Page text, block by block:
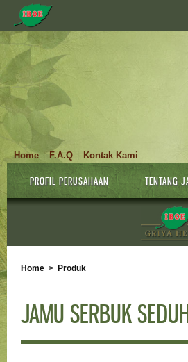
Home |F.A.Q Kontak Kami
PROFIL PERUSAHAAN TENTANG
Home > Produk
JAMU SERBUK